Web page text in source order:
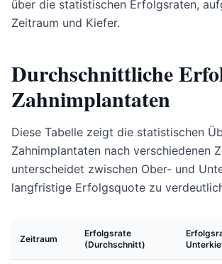
über die statistischen Erfolgsraten,
Zeitraum und Kiefer.
Durchschnittliche
Zahnimplantaten
Diese Tabelle zeigt die statistischen
Zahnimplantaten nach verschiedenen
unterscheidet zwischen Ober- und
langfristige Erfolgsquote zu
Zeitraum
Erfolgsrate
(Durchschnitt)